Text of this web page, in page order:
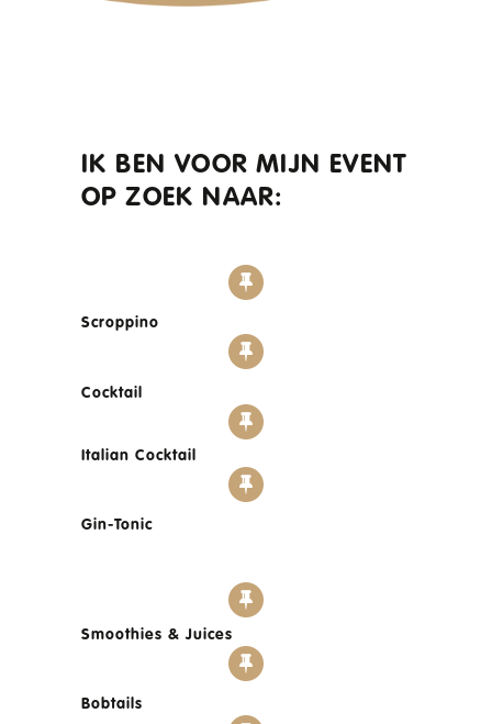
IK BEN VOOR MIJN EVENT
OP ZOEK NAAR:
Scroppino
Cocktail
Italian Cocktail
Gin-Tonic
Smoothies & Juices
Bobtails